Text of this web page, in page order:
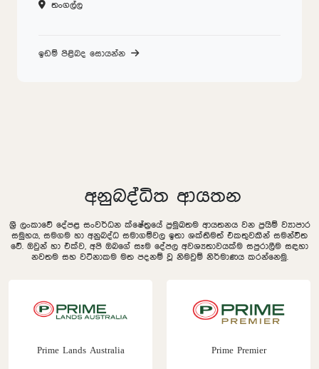
තංගල්ල
ඉඩම් පිළිබද සොයන්න
අනුබද්ධිත ආයතන
ශ්‍රී ලංකාවේ දේපළ සංවර්ධන ක්ෂේත්‍රයේ ප්‍රමුඛතම ආයතනය වන ප්‍රයිම් ව්‍යාපාර
සමුහය, සමගම හා අනුබද්ධ සමාගම්වල ඉතා ශක්තිමත් එකතුවකින් සමන්විත
වේ. ඔවුන් හා එක්ව, අපි ඔබගේ සෑම දේපල අවශ්‍යතාවයක්ම සපුරාලීම සඳහා
නවතම සහ වටිනාකම මත පදනම් වූ නිමවුම් නිර්මාණය කරන්නෙමු.
Prime Lands Australia Prime Premier